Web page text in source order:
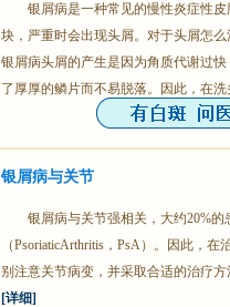
银屑病是一种常见的慢性炎症性
块，严重时会出现头屑。对于头屑怎
银屑病头屑的产生是因为角质代谢过
了厚厚的鳞片而不易脱落。因此，在
银屑病与关节
银屑病与关节强相关，大约20%
（PsoriaticArthritis，PsA）。因此，
别注意关节病变，并采取合适的治疗
[详细]